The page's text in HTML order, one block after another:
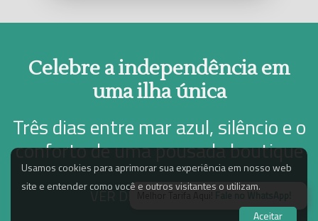
Celebre a independência em
uma ilha única
Três dias entre mar azul, silêncio e o
conforto de uma pousada boutique
VER DISPONIBILIDADE
Usamos cookies para aprimorar sua experiência em nosso web
site e entender como você e outros visitantes o utilizam.
Aceitar